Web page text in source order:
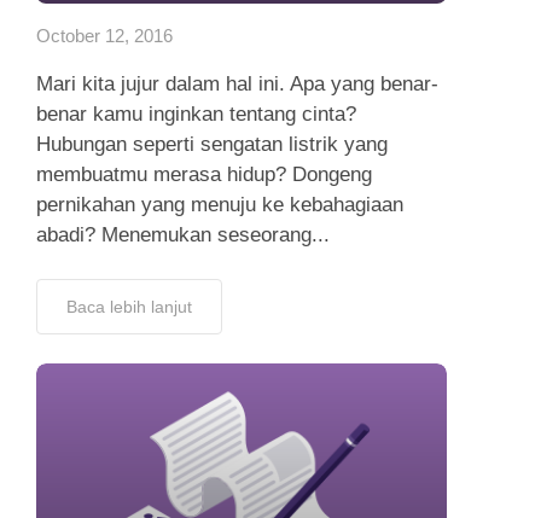
October 12, 2016
Mari kita jujur dalam hal ini. Apa yang benar-
benar kamu inginkan tentang cinta?
Hubungan seperti sengatan listrik yang
membuatmu merasa hidup? Dongeng
pernikahan yang menuju ke kebahagiaan
abadi? Menemukan seseorang...
Baca lebih lanjut